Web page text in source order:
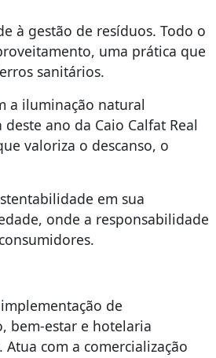
à gestão de resíduos. Todo o
uma prática que
sanitários.
a iluminação natural
ano da Caio Calfat Real
valoriza o descanso, o
em sua
onde a responsabilidade
de
bem-estar e hotelaria
com a comercialização